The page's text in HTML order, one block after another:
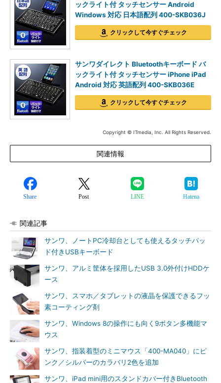
ックライト付 タッチセンサー Android
Windows 対応 日本語配列 400-SKB036J
クリックして今すぐチェック
サンワダイレクト Bluetoothキーボード バ
ックライト付 タッチセンサー iPhone iPad
Android 対応 英語配列 400-SKB036E
クリックして今すぐチェック
Copyright © ITmedia, Inc. All Rights Reserved.
関連情報
Share Post LINE Hatena
関連記事
サンワ、ノートPC冷却台としても使えるタッチパッ
ド付きUSBキーボード
サンワ、アルミ筐体を採用したUSB 3.0外付けHDDケ
ース
サンワ、スマホ／タブレットの液晶を保護できるフッ
素コーティング剤
サンワ、Windows 8の操作にも向く9ボタン多機能マ
ウス
サンワ、指装着型のミニマウス「400-MA040」にピ
ンク／シルバーのカラバリ2色を追加
サンワ、iPad mini用のスタンドカバー付きBluetooth